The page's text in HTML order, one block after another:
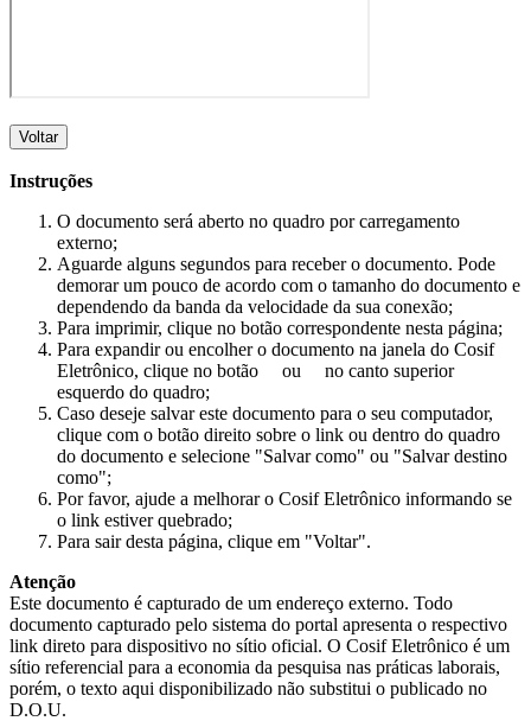
Voltar
Instruções
O documento será aberto no quadro por carregamento
externo;
Aguarde alguns segundos para receber o documento. Pode
demorar um pouco de acordo com o tamanho do documento e
dependendo da banda da velocidade da sua conexão;
Para imprimir, clique no botão correspondente nesta página;
Para expandir ou encolher o documento na janela do Cosif
Eletrônico, clique no botão
ou
no canto superior
esquerdo do quadro;
Caso deseje salvar este documento para o seu computador,
clique com o botão direito sobre o link ou dentro do quadro
do documento e selecione "Salvar como" ou "Salvar destino
como";
Por favor, ajude a melhorar o Cosif Eletrônico informando se
o link estiver quebrado;
Para sair desta página, clique em "Voltar".
Atenção
Este documento é capturado de um endereço externo. Todo
documento capturado pelo sistema do portal apresenta o respectivo
link direto para dispositivo no sítio oficial. O Cosif Eletrônico é um
sítio referencial para a economia da pesquisa nas práticas laborais,
porém, o texto aqui disponibilizado não substitui o publicado no
D.O.U.